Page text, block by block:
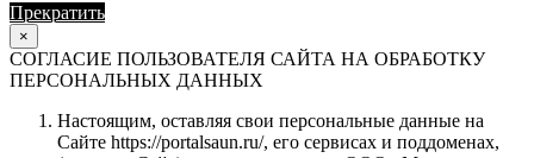
Прекратить
×
СОГЛАСИЕ ПОЛЬЗОВАТЕЛЯ САЙТА НА ОБРАБОТКУ
ПЕРСОНАЛЬНЫХ ДАННЫХ
Настоящим, оставляя свои персональные данные на
Сайте https://portalsaun.ru/, его сервисах и поддоменах,